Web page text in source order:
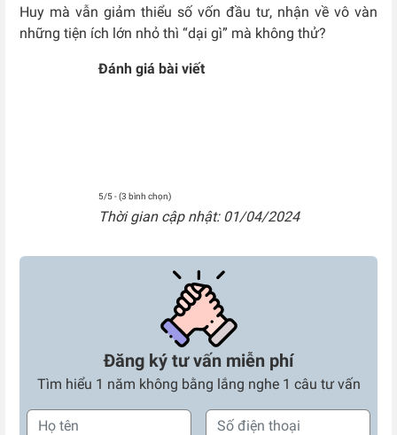
Huy mà vẫn giảm thiểu số vốn đầu tư, nhận về vô vàn
những tiện ích lớn nhỏ thì “dại gì” mà không thử?
Đánh giá bài viết
5/5 - (3 bình chọn)
Thời gian cập nhật: 01/04/2024
Đăng ký tư vấn miễn phí
Tìm hiểu 1 năm không bằng lắng nghe 1 câu tư vấn